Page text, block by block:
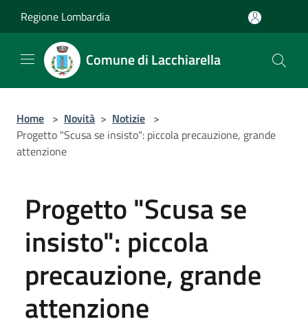
Regione Lombardia
Comune di Lacchiarella
Home > Novità > Notizie >
Progetto "Scusa se insisto": piccola precauzione, grande
attenzione
Progetto "Scusa se
insisto": piccola
precauzione, grande
attenzione